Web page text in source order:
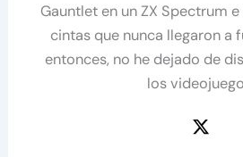
Gauntlet en un ZX Spectrum
cintas que nunca llegaron a
entonces, no he dejado de
los